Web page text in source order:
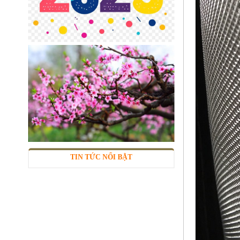
Sàn inox chống trượt
Call
TIN TỨC NỔI BẬT